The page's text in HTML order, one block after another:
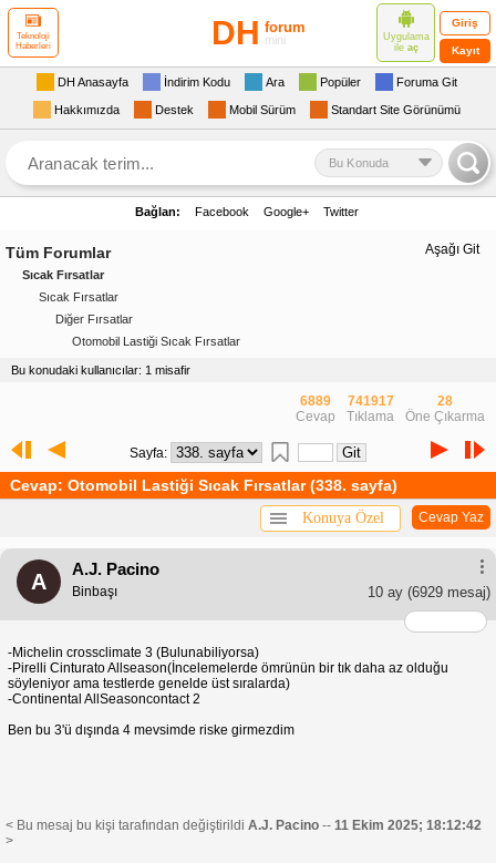
Teknoloji
Haberleri
DH forum
mini
Uygulama
ile aç
Giriş
Kayıt
DH Anasayfa İndirim Kodu Ara Popüler Foruma Git
Hakkımızda Destek Mobil Sürüm Standart Site Görünümü
Bu Konuda
Bağlan: Facebook Google+ Twitter
Aşağı Git
Tüm Forumlar
Sıcak Fırsatlar
Sıcak Fırsatlar
Diğer Fırsatlar
Otomobil Lastiği Sıcak Fırsatlar
Bu konudaki kullanıcılar: 1 misafir
6889
Cevap
741917
Tıklama
28
Öne Çıkarma
Sayfa:
Cevap: Otomobil Lastiği Sıcak Fırsatlar (338. sayfa)
Cevap Yaz
Konuya Özel
A
A.J. Pacino
10 ay (6929 mesaj)
Binbaşı
-Michelin crossclimate 3 (Bulunabiliyorsa)
-Pirelli Cinturato Allseason(İncelemelerde ömrünün bir tık daha az olduğu
söyleniyor ama testlerde genelde üst sıralarda)
-Continental AllSeasoncontact 2
Ben bu 3'ü dışında 4 mevsimde riske girmezdim
< Bu mesaj bu kişi tarafından değiştirildi A.J. Pacino -- 11 Ekim 2025; 18:12:42
>